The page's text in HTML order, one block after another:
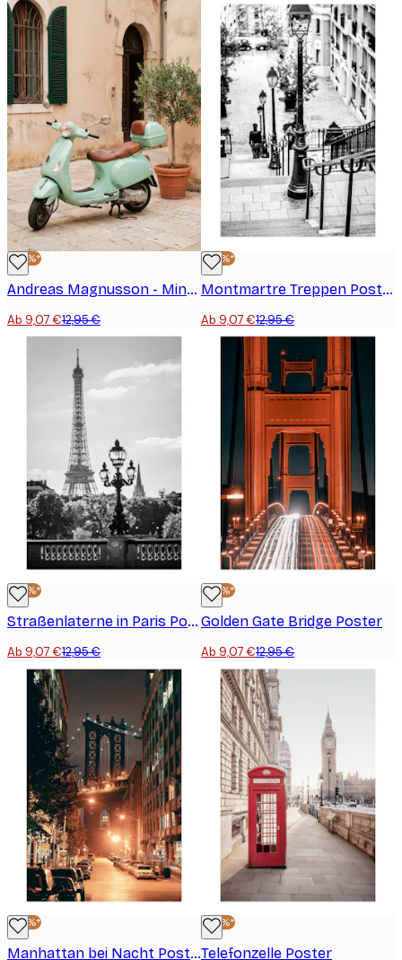
-30%*
Andreas Magnusson - Mintgrüne Vespa Straße Poster
Ab 9,07 €12,95 €
-30%*
Montmartre Treppen Poster
Ab 9,07 €12,95 €
-30%*
Straßenlaterne in Paris Poster
Ab 9,07 €12,95 €
-30%*
Golden Gate Bridge Poster
Ab 9,07 €12,95 €
-30%*
Manhattan bei Nacht Poster
-30%*
Telefonzelle Poster